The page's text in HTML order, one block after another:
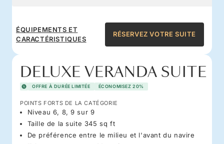
ÉQUIPEMENTS ET
CARACTÉRISTIQUES
RÉSERVEZ VOTRE SUITE
DELUXE VERANDA SUITE
OFFRE À DURÉE LIMITÉE ÉCONOMISEZ 20%
POINTS FORTS DE LA CATÉGORIE
Niveau 6, 8, 9 sur 9
Taille de la suite 345 sq ft
De préférence entre le milieu et l'avant du navire